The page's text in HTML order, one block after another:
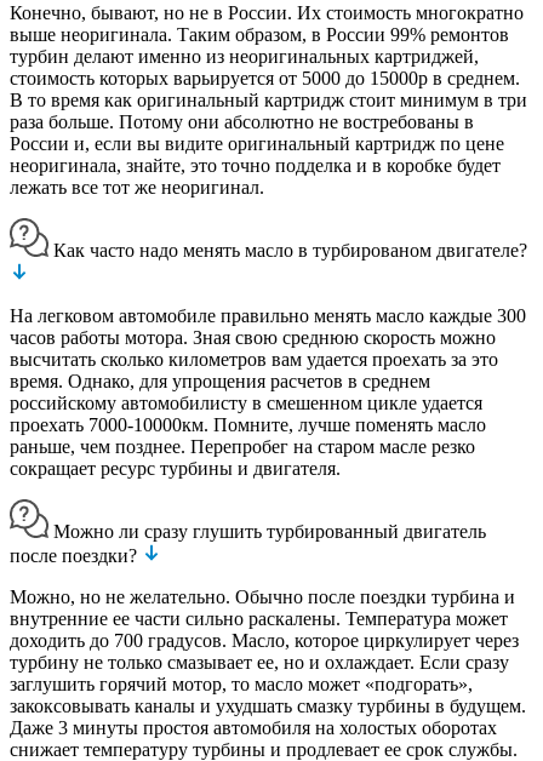
Конечно, бывают, но не в России. Их стоимость многократно
выше неоригинала. Таким образом, в России 99% ремонтов
турбин делают именно из неоригинальных картриджей,
стоимость которых варьируется от 5000 до 15000р в среднем.
В то время как оригинальный картридж стоит минимум в три
раза больше. Потому они абсолютно не востребованы в
России и, если вы видите оригинальный картридж по цене
неоригинала, знайте, это точно подделка и в коробке будет
лежать все тот же неоригинал.
Как часто надо менять масло в турбированом двигателе?
На легковом автомобиле правильно менять масло каждые 300
часов работы мотора. Зная свою среднюю скорость можно
высчитать сколько километров вам удается проехать за это
время. Однако, для упрощения расчетов в среднем
российскому автомобилисту в смешенном цикле удается
проехать 7000-10000км. Помните, лучше поменять масло
раньше, чем позднее. Перепробег на старом масле резко
сокращает ресурс турбины и двигателя.
Можно ли сразу глушить турбированный двигатель
после поездки?
Можно, но не желательно. Обычно после поездки турбина и
внутренние ее части сильно раскалены. Температура может
доходить до 700 градусов. Масло, которое циркулирует через
турбину не только смазывает ее, но и охлаждает. Если сразу
заглушить горячий мотор, то масло может «подгорать»,
закоксовывать каналы и ухудшать смазку турбины в будущем.
Даже 3 минуты простоя автомобиля на холостых оборотах
снижает температуру турбины и продлевает ее срок службы.